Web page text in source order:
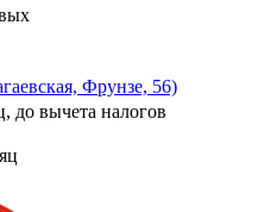
Фрунзе, 56)
до вычета налогов